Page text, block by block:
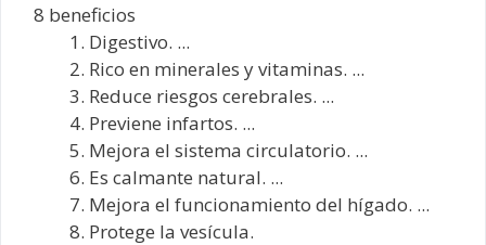
8 beneficios
Digestivo. ...
Rico en minerales y vitaminas. ...
Reduce riesgos cerebrales. ...
Previene infartos. ...
Mejora el sistema circulatorio. ...
Es calmante natural. ...
Mejora el funcionamiento del hígado. ...
Protege la vesícula.